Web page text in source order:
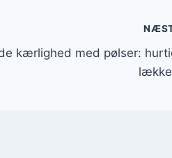
kærlighed med pølser: